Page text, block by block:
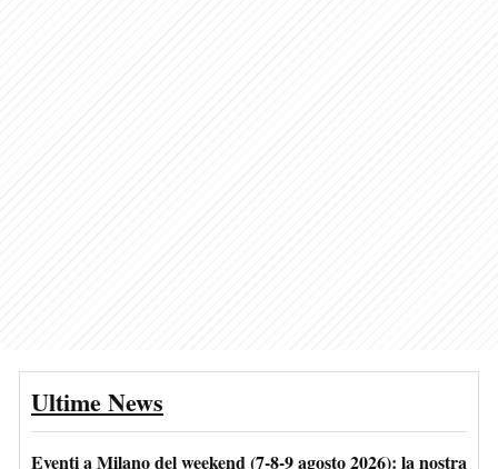
Ultime News
Eventi a Milano del weekend (7-8-9 agosto 2026): la nostra